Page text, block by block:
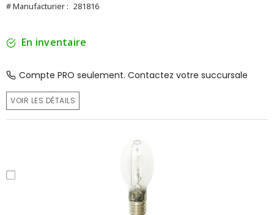
# Manufacturier : 281816
En inventaire
Compte PRO seulement. Contactez votre succursale
VOIR LES DÉTAILS